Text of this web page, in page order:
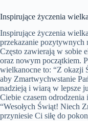
Inspirujące życzenia
Inspirujące życzenia
przekazanie pozytywnych
Często zawierają w sobie
oraz nowym początkiem.
wielkanocne to: “Z okazji
aby Zmartwychwstanie
nadzieją i wiarą w lepsze
Ciebie czasem
“Wesołych Świąt! Niech
przyniesie Ci siłę do